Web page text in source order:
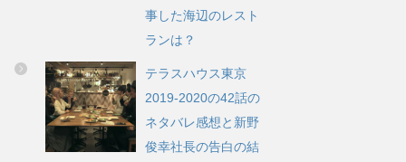
事した海辺のレスト
ランは？
テラスハウス東京
2019-2020の42話の
ネタバレ感想と新野
俊幸社長の告白の結